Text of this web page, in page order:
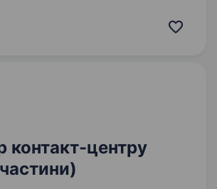
запрошує до працевлаштування
контакт-центру